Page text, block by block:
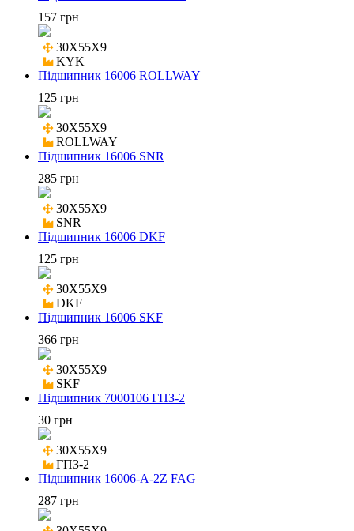
157 грн
30X55X9
KYK
Підшипник 16006 ROLLWAY
125 грн
30X55X9
ROLLWAY
Підшипник 16006 SNR
285 грн
30X55X9
SNR
Підшипник 16006 DKF
125 грн
30X55X9
DKF
Підшипник 16006 SKF
366 грн
30X55X9
SKF
Підшипник 7000106 ГПЗ-2
30 грн
30X55X9
ГПЗ-2
Підшипник 16006-A-2Z FAG
287 грн